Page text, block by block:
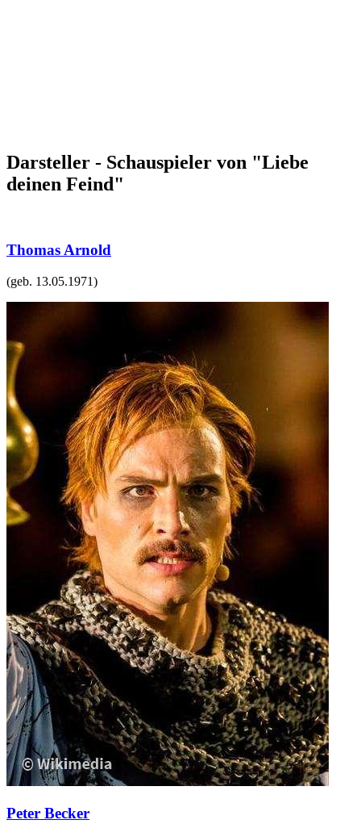
Darsteller - Schauspieler von "Liebe
deinen Feind"
Thomas Arnold
(geb. 13.05.1971)
Peter Becker